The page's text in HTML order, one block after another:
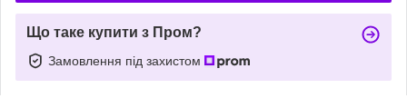
Що таке купити з Пром?
Замовлення під захистом